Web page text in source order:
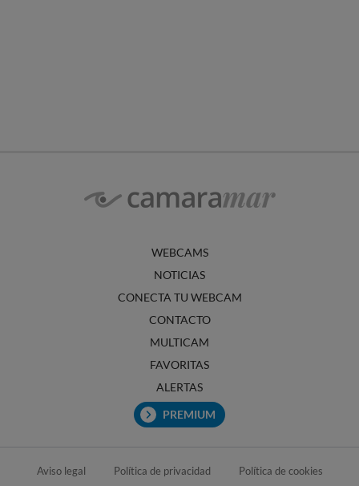
WEBCAMS
NOTICIAS
CONECTA TU WEBCAM
CONTACTO
MULTICAM
FAVORITAS
ALERTAS
PREMIUM
Aviso legal Política de privacidad
Política de cookies